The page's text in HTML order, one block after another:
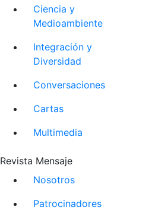
Ciencia y
Medioambiente
Integración y
Diversidad
Conversaciones
Cartas
Multimedia
Revista Mensaje
Nosotros
Patrocinadores